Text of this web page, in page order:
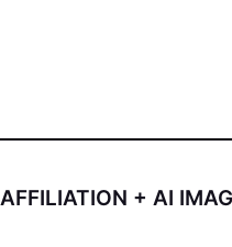
AFFILIATION + AI